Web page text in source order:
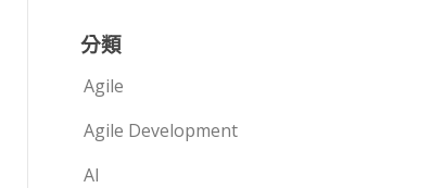
分類
Agile
Agile Development
AI